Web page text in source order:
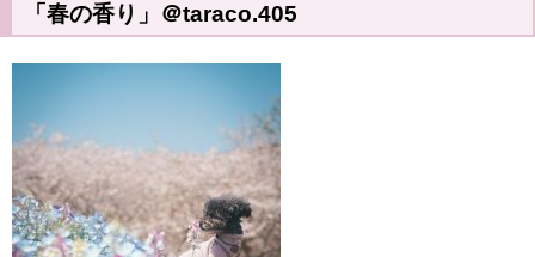
「春の香り」＠taraco.405